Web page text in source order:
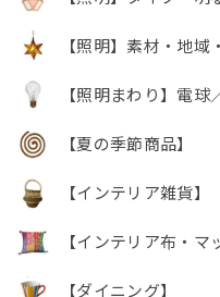
【照明】素材・地域
【照明まわり】電
【夏の季節商品】
【インテリア雑貨】
【インテリア布・マ
【ダイニング】